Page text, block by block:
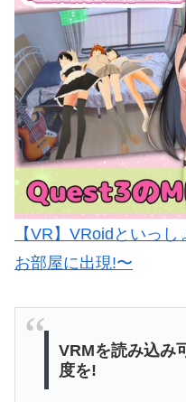
【VR】VRoidといっ
お部屋に出現!〜
VRMを読み込み
度を!